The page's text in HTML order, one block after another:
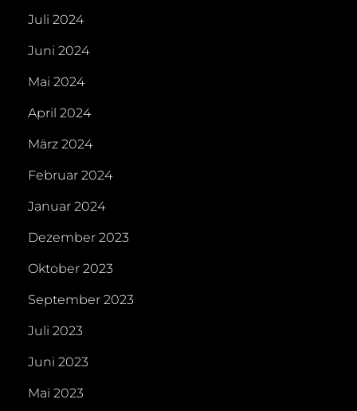
Juli 2024
Juni 2024
Mai 2024
April 2024
März 2024
Februar 2024
Januar 2024
Dezember 2023
Oktober 2023
September 2023
Juli 2023
Juni 2023
Mai 2023